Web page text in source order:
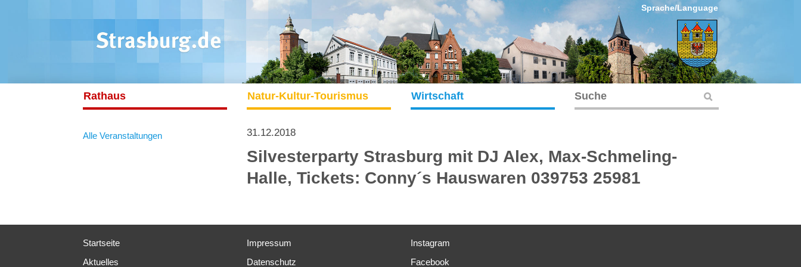
Sprache/Language
Rathaus Natur-Kultur-Tourismus Wirtschaft
Alle Veranstaltungen 31.12.2018
Silvesterparty Strasburg mit DJ Alex, Max-Schmeling-
Halle, Tickets: Conny´s Hauswaren 039753 25981
Startseite
Aktuelles
Impressum
Datenschutz
Instagram
Facebook